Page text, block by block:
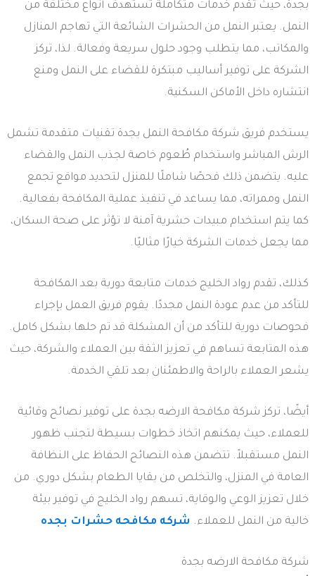
بجدة، حيث تقدم خدمات متكاملة تستهدف أنواع مختلفة من
النمل. يعتبر النمل من الحشرات الشائعة التي تهاجم المنازل
والمكاتب، مما يتطلب وجود حلول سريعة وفعالة. لذا، تركز
الشركة على توفير أساليب مبتكرة للقضاء على النمل ومنع
انتشاره داخل الأماكن السكنية.
يستخدم فريق شركة مكافحة النمل بجدة تقنيات متقدمة تشمل
الرش المباشر واستخدام طُعوم خاصة لجذب النمل والقضاء
عليه. يتضمن ذلك فحصًا شاملًا للمنزل لتحديد مواقع تجمع
النمل وممراته، مما يساعد في تنفيذ عملية المكافحة بفعالية.
كما يتم استخدام مبيدات حشرية آمنة لا تؤثر على صحة السكان،
مما يجعل خدمات الشركة خيارًا مثاليًا.
كذلك، تقدم رواد الخليج خدمات متابعة دورية بعد المكافحة
للتأكد من عدم عودة النمل مجددًا. يقوم فريق العمل بإجراء
فحوصات دورية للتأكد من أن المشكلة قد تم حلها بشكل كامل.
هذه المتابعة تساهم في تعزيز الثقة بين العملاء والشركة، حيث
يشعر العملاء بالراحة والاطمئنان بعد تلقي الخدمة.
أيضًا، تركز شركة مكافحة الارضه بجدة على توفير نصائح وقائية
للعملاء، حيث يمكنهم اتخاذ خطوات بسيطة لتجنب ظهور
النمل مستقبلاً. تتضمن هذه النصائح الحفاظ على النظافة
العامة في المنزل، والتخلص من بقايا الطعام بشكل دوري. من
خلال تعزيز الوعي والوقاية، تسهم رواد الخليج في توفير بيئة
خالية من النمل للعملاء. شركه مكافحه حشرات بجده
شركة مكافحة الارضه بجدة